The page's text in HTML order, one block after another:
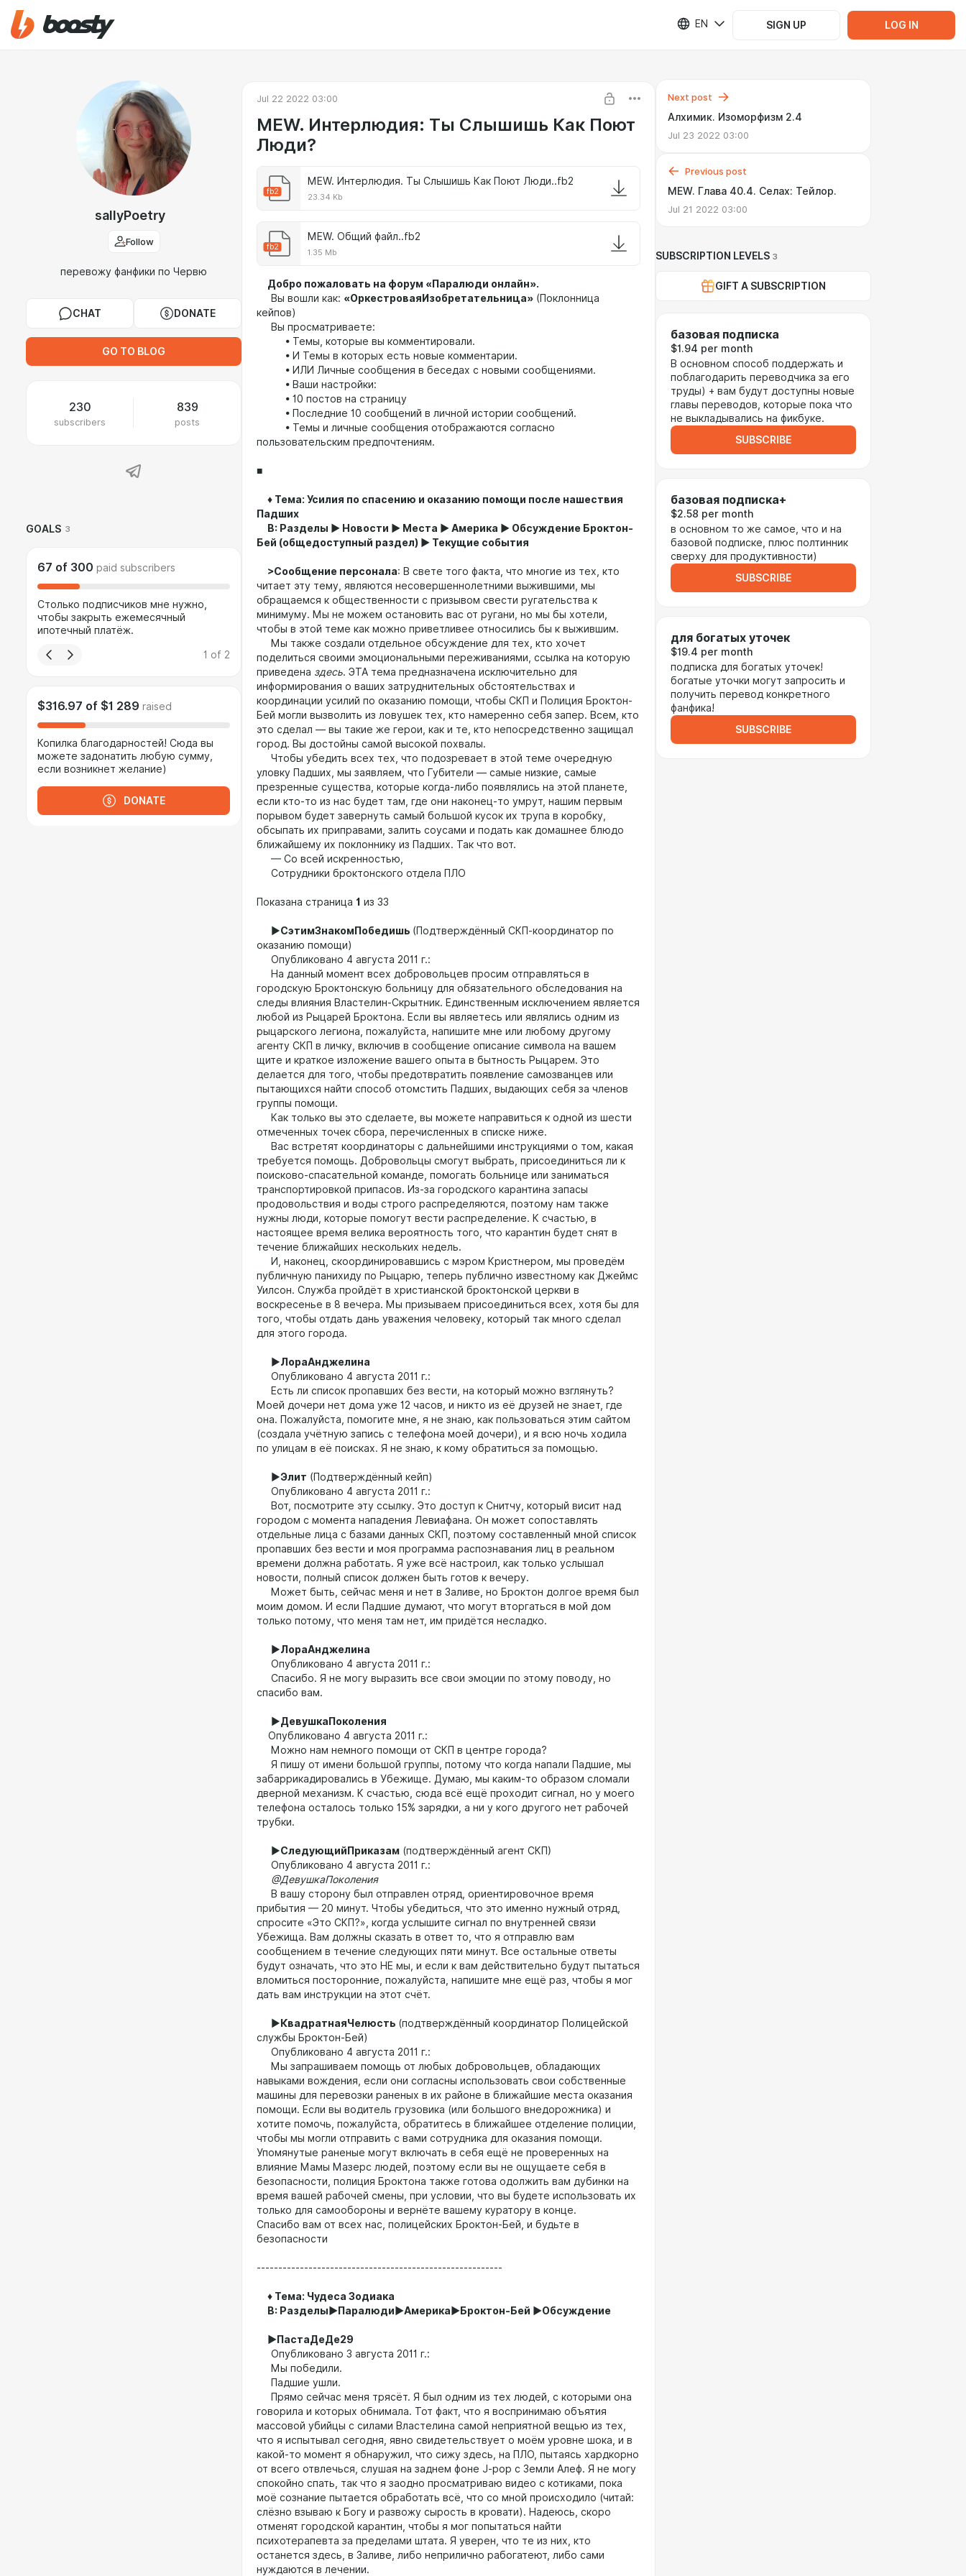
EN SIGN UP LOG IN
sallyPoetry
Follow
перевожу фанфики по Червю
CHAT DONATE
GO TO BLOG
230
subscribers
839
posts
GOALS 3
67 of 300 paid subscribers
Столько подписчиков мне нужно,
чтобы закрыть ежемесячный
ипотечный платёж.
1 of 2
$316.97 of $1 289 raised
Копилка благодарностей! Сюда вы
можете задонатить любую сумму,
если возникнет желание)
DONATE
Jul 22 2022 03:00
MEW. Интерлюдия: Ты Слышишь Как Поют
Люди?
fb2
MEW. Интерлюдия. Ты Слышишь Как Поют Люди..fb2
23.34 Kb
fb2
MEW. Общий файл..fb2
1.35 Mb
Добро пожаловать на форум «Паралюди онлайн».
Вы вошли как: «ОркестроваяИзобретательница» (Поклонница
кейпов)
Вы просматриваете:
• Темы, которые вы комментировали.
• И Темы в которых есть новые комментарии.
• ИЛИ Личные сообщения в беседах с новыми сообщениями.
• Ваши настройки:
• 10 постов на страницу
• Последние 10 сообщений в личной истории сообщений.
• Темы и личные сообщения отображаются согласно
пользовательским предпочтениям.
■
♦ Тема: Усилия по спасению и оказанию помощи после нашествия
Падших
В: Разделы ► Новости ► Места ► Америка ► Обсуждение Броктон-
Бей (общедоступный раздел) ► Текущие события
>Сообщение персонала: В свете того факта, что многие из тех, кто
читает эту тему, являются несовершеннолетними выжившими, мы
обращаемся к общественности с призывом свести ругательства к
минимуму. Мы не можем остановить вас от ругани, но мы бы хотели,
чтобы в этой теме как можно приветливее относились бы к выжившим.
Мы также создали отдельное обсуждение для тех, кто хочет
поделиться своими эмоциональными переживаниями, ссылка на которую
приведена здесь. ЭТА тема предназначена исключительно для
информирования о ваших затруднительных обстоятельствах и
координации усилий по оказанию помощи, чтобы СКП и Полиция Броктон-
Бей могли вызволить из ловушек тех, кто намеренно себя запер. Всем, кто
это сделал — вы такие же герои, как и те, кто непосредственно защищал
город. Вы достойны самой высокой похвалы.
Чтобы убедить всех тех, что подозревает в этой теме очередную
уловку Падших, мы заявляем, что Губители — самые низкие, самые
презренные существа, которые когда-либо появлялись на этой планете,
если кто-то из нас будет там, где они наконец-то умрут, нашим первым
порывом будет завернуть самый большой кусок их трупа в коробку,
обсыпать их приправами, залить соусами и подать как домашнее блюдо
ближайшему их поклоннику из Падших. Так что вот.
— Со всей искренностью,
Сотрудники броктонского отдела ПЛО
Показана страница 1 из 33
►СэтимЗнакомПобедишь (Подтверждённый СКП-координатор по
оказанию помощи)
Опубликовано 4 августа 2011 г.:
На данный момент всех добровольцев просим отправляться в
городскую Броктонскую больницу для обязательного обследования на
следы влияния Властелин-Скрытник. Единственным исключением является
любой из Рыцарей Броктона. Если вы являетесь или являлись одним из
рыцарского легиона, пожалуйста, напишите мне или любому другому
агенту СКП в личку, включив в сообщение описание символа на вашем
щите и краткое изложение вашего опыта в бытность Рыцарем. Это
делается для того, чтобы предотвратить появление самозванцев или
пытающихся найти способ отомстить Падших, выдающих себя за членов
группы помощи.
Как только вы это сделаете, вы можете направиться к одной из шести
отмеченных точек сбора, перечисленных в списке ниже.
Вас встретят координаторы с дальнейшими инструкциями о том, какая
требуется помощь. Добровольцы смогут выбрать, присоединиться ли к
поисково-спасательной команде, помогать больнице или заниматься
транспортировкой припасов. Из-за городского карантина запасы
продовольствия и воды строго распределяются, поэтому нам также
нужны люди, которые помогут вести распределение. К счастью, в
настоящее время велика вероятность того, что карантин будет снят в
течение ближайших нескольких недель.
И, наконец, скоординировавшись с мэром Кристнером, мы проведём
публичную панихиду по Рыцарю, теперь публично известному как Джеймс
Уилсон. Служба пройдёт в христианской броктонской церкви в
воскресенье в 8 вечера. Мы призываем присоединиться всех, хотя бы для
того, чтобы отдать дань уважения человеку, который так много сделал
для этого города.
►ЛораАнджелина
Опубликовано 4 августа 2011 г.:
Есть ли список пропавших без вести, на который можно взглянуть?
Моей дочери нет дома уже 12 часов, и никто из её друзей не знает, где
она. Пожалуйста, помогите мне, я не знаю, как пользоваться этим сайтом
(создала учётную запись с телефона моей дочери), и я всю ночь ходила
по улицам в её поисках. Я не знаю, к кому обратиться за помощью.
►Элит (Подтверждённый кейп)
Опубликовано 4 августа 2011 г.:
Вот, посмотрите эту ссылку. Это доступ к Снитчу, который висит над
городом с момента нападения Левиафана. Он может сопоставлять
отдельные лица с базами данных СКП, поэтому составленный мной список
пропавших без вести и моя программа распознавания лиц в реальном
времени должна работать. Я уже всё настроил, как только услышал
новости, полный список должен быть готов к вечеру.
Может быть, сейчас меня и нет в Заливе, но Броктон долгое время был
моим домом. И если Падшие думают, что могут вторгаться в мой дом
только потому, что меня там нет, им придётся несладко.
►ЛораАнджелина
Опубликовано 4 августа 2011 г.:
Спасибо. Я не могу выразить все свои эмоции по этому поводу, но
спасибо вам.
►ДевушкаПоколения
Опубликовано 4 августа 2011 г.:
Можно нам немного помощи от СКП в центре города?
Я пишу от имени большой группы, потому что когда напали Падшие, мы
забаррикадировались в Убежище. Думаю, мы каким-то образом сломали
дверной механизм. К счастью, сюда всё ещё проходит сигнал, но у моего
телефона осталось только 15% зарядки, а ни у кого другого нет рабочей
трубки.
►СледующийПриказам (подтверждённый агент СКП)
Опубликовано 4 августа 2011 г.:
@ДевушкаПоколения
В вашу сторону был отправлен отряд, ориентировочное время
прибытия — 20 минут. Чтобы убедиться, что это именно нужный отряд,
спросите «Это СКП?», когда услышите сигнал по внутренней связи
Убежища. Вам должны сказать в ответ то, что я отправлю вам
сообщением в течение следующих пяти минут. Все остальные ответы
будут означать, что это НЕ мы, и если к вам действительно будут пытаться
вломиться посторонние, пожалуйста, напишите мне ещё раз, чтобы я мог
дать вам инструкции на этот счёт.
► КвадратнаяЧелюсть (подтверждённый координатор Полицейской
службы Броктон-Бей)
Опубликовано 4 августа 2011 г.:
Мы запрашиваем помощь от любых добровольцев, обладающих
навыками вождения, если они согласны использовать свои собственные
машины для перевозки раненых в их районе в ближайшие места оказания
помощи. Если вы водитель грузовика (или большого внедорожника) и
хотите помочь, пожалуйста, обратитесь в ближайшее отделение полиции,
чтобы мы могли отправить с вами сотрудника для оказания помощи.
Упомянутые раненые могут включать в себя ещё не проверенных на
влияние Мамы Мазерс людей, поэтому если вы не ощущаете себя в
безопасности, полиция Броктона также готова одолжить вам дубинки на
время вашей рабочей смены, при условии, что вы будете использовать их
только для самообороны и вернёте вашему куратору в конце.
Спасибо вам от всех нас, полицейских Броктон-Бей, и будьте в
безопасности
---------------------------------------------------------
♦ Тема: Чудеса Зодиака
В: Разделы►Паралюди►Америка►Броктон-Бей ►Обсуждение
►ПастаДеДе29
Опубликовано 3 августа 2011 г.:
Мы победили.
Падшие ушли.
Прямо сейчас меня трясёт. Я был одним из тех людей, с которыми она
говорила и которых обнимала. Тот факт, что я воспринимаю объятия
массовой убийцы с силами Властелина самой неприятной вещью из тех,
что я испытывал сегодня, явно свидетельствует о моём уровне шока, и в
какой-то момент я обнаружил, что сижу здесь, на ПЛО, пытаясь хардкорно
от всего отвлечься, слушая на заднем фоне J-pop с Земли Алеф. Я не могу
спокойно спать, так что я заодно просматриваю видео с котиками, пока
моё сознание пытается обработать всё, что со мной происходило (читай:
слёзно взываю к Богу и развожу сырость в кровати). Надеюсь, скоро
отменят городской карантин, чтобы я мог попытаться найти
психотерапевта за пределами штата. Я уверен, что те из них, кто
останется здесь, в Заливе, либо неприлично рабогатеют, либо сами
нуждаются в лечении.
Next post
Алхимик. Изоморфизм 2.4
Jul 23 2022 03:00
Previous post
MEW. Глава 40.4. Селах: Тейлор.
Jul 21 2022 03:00
SUBSCRIPTION LEVELS 3
GIFT A SUBSCRIPTION
базовая подписка
$1.94 per month
В основном способ поддержать и
поблагодарить переводчика за его
труды) + вам будут доступны новые
главы переводов, которые пока что
не выкладывались на фикбуке.
SUBSCRIBE
базовая подписка+
$2.58 per month
в основном то же самое, что и на
базовой подписке, плюс полтинник
сверху для продуктивности)
SUBSCRIBE
для богатых уточек
$19.4 per month
подписка для богатых уточек!
богатые уточки могут запросить и
получить перевод конкретного
фанфика!
SUBSCRIBE